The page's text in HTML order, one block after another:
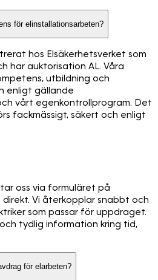
för elinstallationsarbeten?
hos Elsäkerhetsverket som
har auktorisation AL. Våra
utbildning och
enligt gällande
vårt egenkontrollprogram. Det
fackmässigt, säkert och enligt
oss via formuläret på
direkt. Vi återkopplar snabbt och
som passar för uppdraget.
tydlig information kring tid,
för elarbeten?